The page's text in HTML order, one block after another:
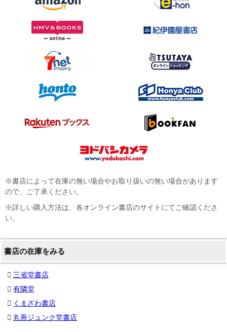
※書店によって在庫の無い場合やお取り扱いの無い場合があります
ので、ご了承ください。
※詳しい購入方法は、各オンライン書店のサイトにてご確認くださ
い。
書店の在庫をみる
三省堂書店
有隣堂
くまざわ書店
丸善ジュンク堂書店